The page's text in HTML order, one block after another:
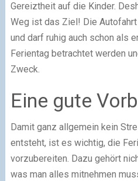
Gereiztheit auf die Kinder.
Weg ist das Ziel! Die
und darf ruhig auch schon als
Ferientag betrachtet werden
Zweck.
Eine gute
Damit ganz allgemein kein
entsteht, ist es wichtig, die
vorzubereiten. Dazu gehört
was man alles mitnehmen